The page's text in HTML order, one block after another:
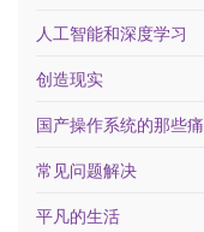
人工智能和深度学习
创造现实
国产操作系统的那些痛
常见问题解决
平凡的生活